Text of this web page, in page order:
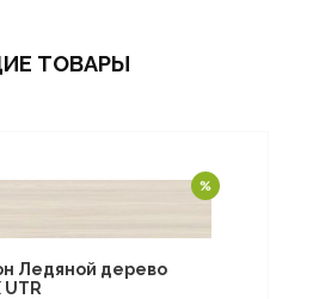
ТОВАРЫ
Ледяной дерево